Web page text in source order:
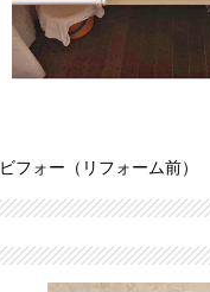
ビフォー（リフォーム前）